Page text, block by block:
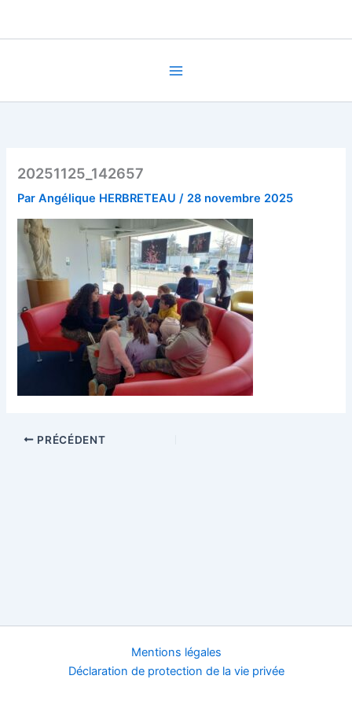
20251125_142657
ParAngélique HERBRETEAU/ 28 novembre 2025
PRÉCÉDENT
Mentions légales
Déclaration de protection de la vie privée